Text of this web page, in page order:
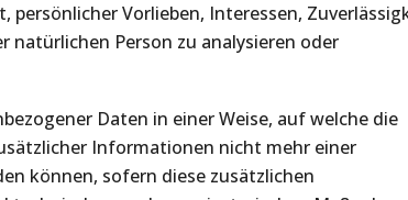
Vorlieben, Interessen,
Person zu analysieren oder
Daten in einer Weise, auf welche die
Informationen nicht mehr einer
können, sofern diese zusätzlichen